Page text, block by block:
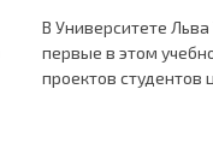
В Университете
первые в этом
проектов